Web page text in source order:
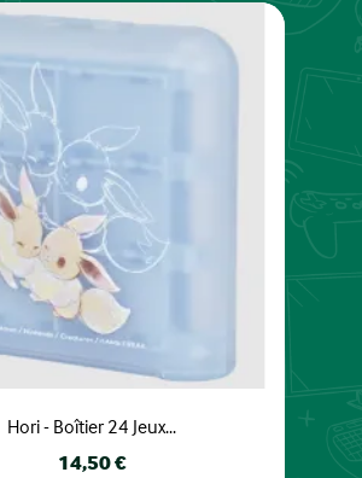
Hori - Boîtier 24 Jeux...
Prix
14,50 €